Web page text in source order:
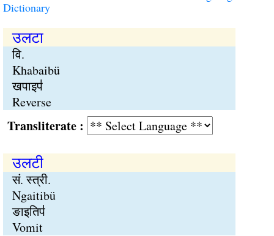
Dictionary
उलटा
वि.
Khabaibü
खपाइप॑
Reverse
:
उलटी
सं. स्त्री.
Ngaitibü
ङाइतिप॑
Vomit